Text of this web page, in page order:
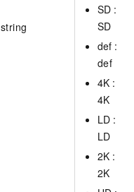
string
SD :
SD
def :
def
4K :
4K
LD :
LD
2K :
2K